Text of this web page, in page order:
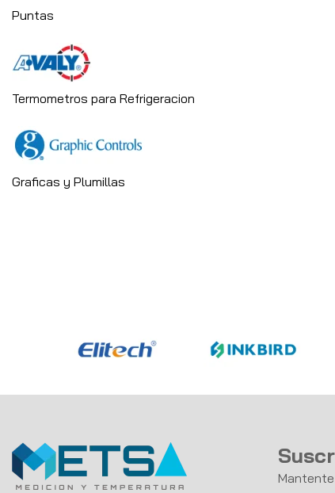
Puntas
Termometros para Refrigeracion
Graficas y Plumillas